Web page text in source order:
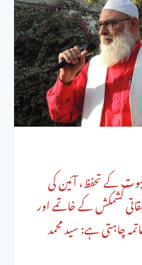
کے تحفظ، آئین کی
کشمکش کے خاتمے اور
چاہتی ہے: سید محمد